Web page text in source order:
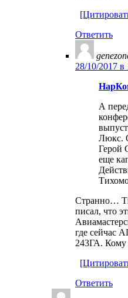
Ответить
28/10/2017 в
А
Люкс.
Герой
еще
Странно…
писал, что
где сейчас
243ГА. Кому
Ответить